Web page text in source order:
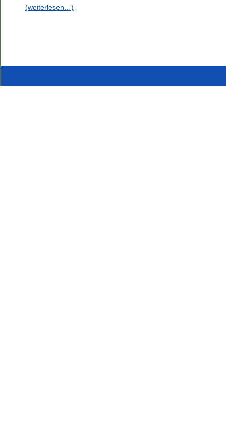
(weiterlesen…)